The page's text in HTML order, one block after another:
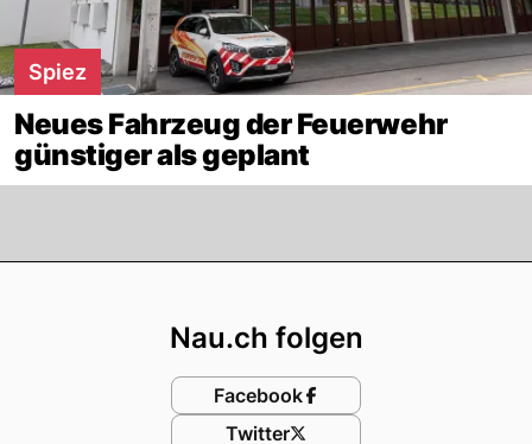
Spiez
Neues Fahrzeug der Feuerwehr
günstiger als geplant
Nau.ch folgen
Facebook
Twitter